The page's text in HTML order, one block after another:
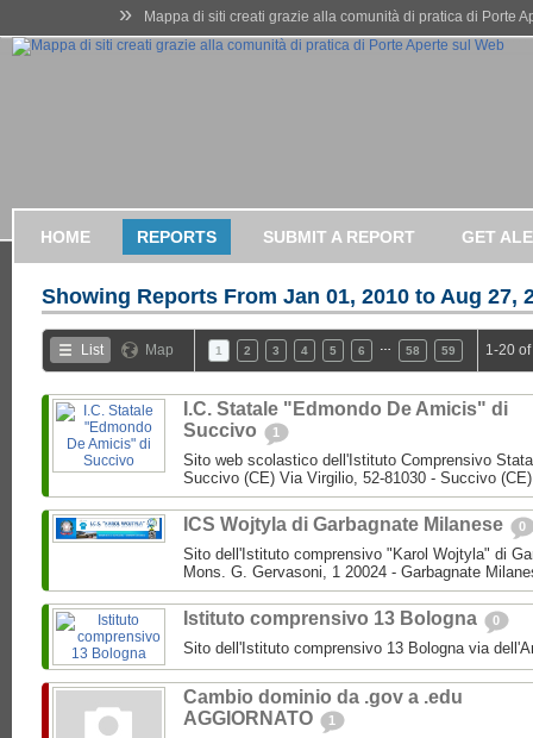
» Mappa di siti creati grazie alla comunità di pratica di Porte
HOME REPORTS SUBMIT A REPORT GET
Showing Reports From Jan 01, 2010 to Aug 27,
List Map 1 2 3 4 5 6 58 59 1-20
I.C. Statale "Edmondo De Amicis" di
Succivo
1
Sito web scolastico dell'Istituto Comprensivo
Succivo (CE) Via Virgilio, 52-81030 - Succivo
ICS Wojtyla di Garbagnate Milanese 0
Sito dell'Istituto comprensivo "Karol Wojtyla" di
Mons. G. Gervasoni, 1 20024 - Garbagnate
Istituto comprensivo 13 Bologna 0
Sito dell'Istituto comprensivo 13 Bologna via
Cambio dominio da .gov a .edu
AGGIORNATO
1